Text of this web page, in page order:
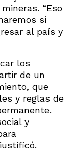
“Eso
si
al país y
los
de un
que
y reglas de
y